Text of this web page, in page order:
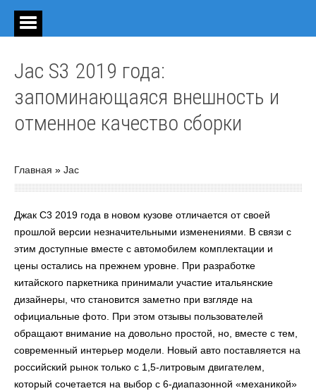
Jac S3 2019 года:
запоминающаяся внешность и
отменное качество сборки
Главная » Jac
Джак С3 2019 года в новом кузове отличается от своей
прошлой версии незначительными изменениями. В связи с
этим доступные вместе с автомобилем комплектации и
цены остались на прежнем уровне. При разработке
китайского паркетника принимали участие итальянские
дизайнеры, что становится заметно при взгляде на
официальные фото. При этом отзывы пользователей
обращают внимание на довольно простой, но, вместе с тем,
современный интерьер модели. Новый авто поставляется на
российский рынок только с 1,5-литровым двигателем,
который сочетается на выбор с 6-диапазонной «механикой»